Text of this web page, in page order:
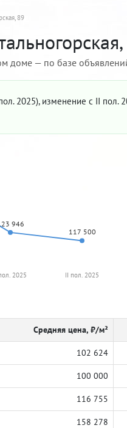
89
доме — по базе
2025), изменение с II пол.
946
117 500
2025 II пол. 2025
Средняя цена, ₽/м²
102 624
100 000
116 755
158 278